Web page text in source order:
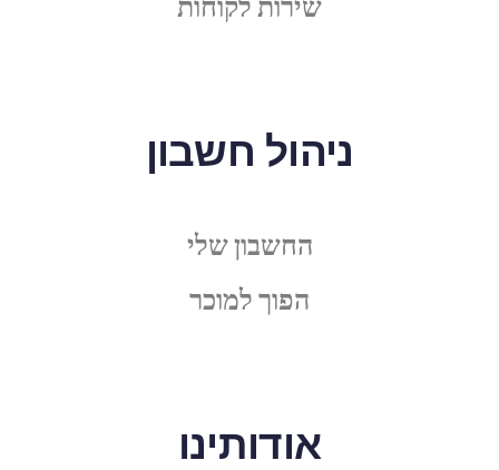
שירות לקוחות
ניהול חשבון
החשבון שלי
הפוך למוכר
אודותינו